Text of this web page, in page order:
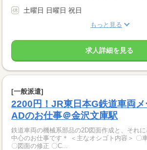
土曜日 日曜日 祝日
もっと見る
求人詳細を見る
[一般派遣]
2200円！JR東日本G鉄道車両
ADのお仕事＠金沢文庫駅
鉄道車両の機械系部品の2D図面作成と、それ
中心のお仕事です＊ ＜主なオシゴト内容＞ 〇車両の機械部品の製図
〇図面の修正 〇C...